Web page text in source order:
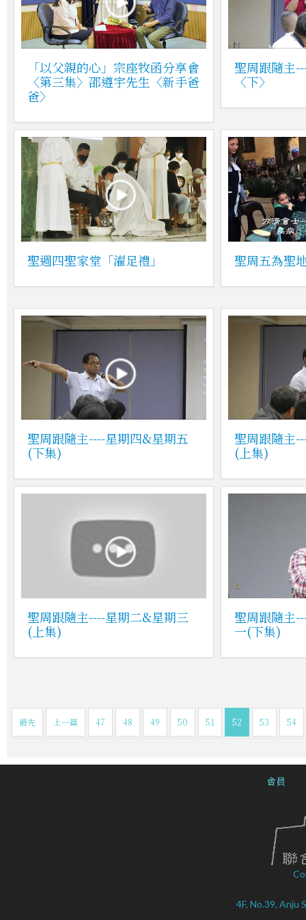
「以父親的心」宗座牧函分享會
〈第三集〉邵遵宇先生〈新手爸
爸〉
聖周跟隨主
〈下〉
聖週四聖家堂「濯足禮」 聖周五為聖
聖周跟隨主----星期四&星期五
(下集)
聖周跟隨主
(上集)
聖周跟隨主----星期二&星期三
(上集)
聖周跟隨主
一(下集)
最先 上一篇 47 48 49 50 51 52 53 54
會員
4F, No.39, Anju